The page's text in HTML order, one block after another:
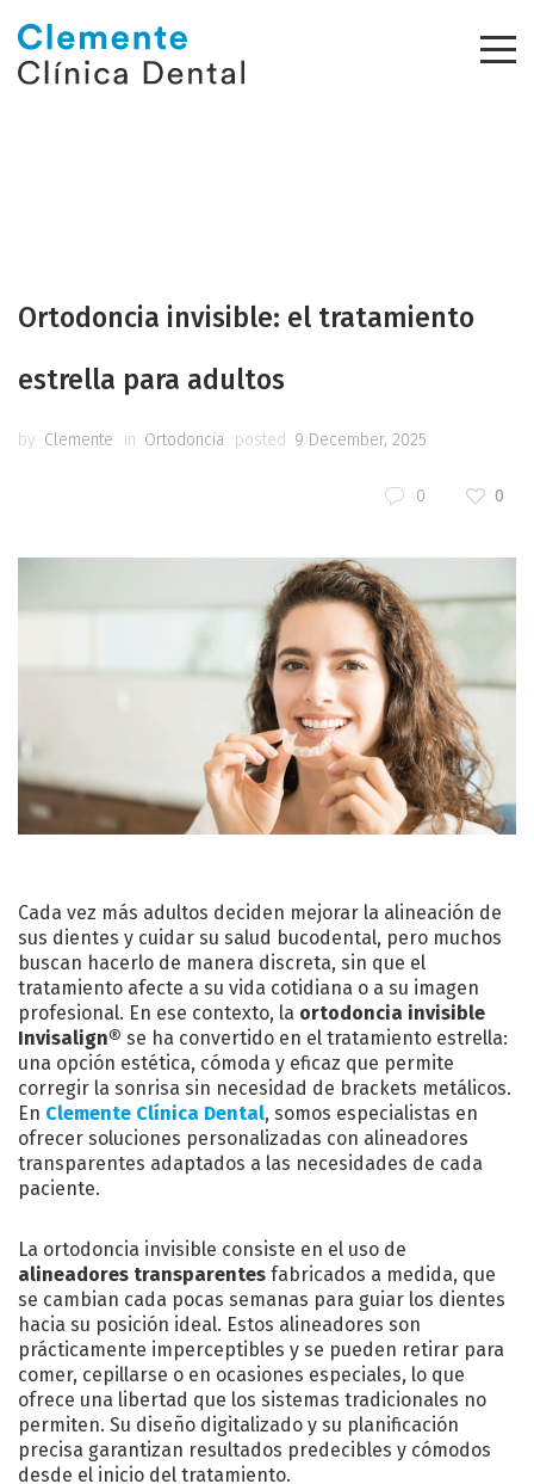
Ortodoncia invisible: el tratamiento
estrella para adultos
by Clemente in Ortodoncia posted 9 December, 2025
0 0
Cada vez más adultos deciden mejorar la alineación de
sus dientes y cuidar su salud bucodental, pero muchos
buscan hacerlo de manera discreta, sin que el
tratamiento afecte a su vida cotidiana o a su imagen
profesional. En ese contexto, la ortodoncia invisible
Invisalign® se ha convertido en el tratamiento estrella:
una opción estética, cómoda y eficaz que permite
corregir la sonrisa sin necesidad de brackets metálicos.
En Clemente Clínica Dental, somos especialistas en
ofrecer soluciones personalizadas con alineadores
transparentes adaptados a las necesidades de cada
paciente.
La ortodoncia invisible consiste en el uso de
alineadores transparentes fabricados a medida, que
se cambian cada pocas semanas para guiar los dientes
hacia su posición ideal. Estos alineadores son
prácticamente imperceptibles y se pueden retirar para
comer, cepillarse o en ocasiones especiales, lo que
ofrece una libertad que los sistemas tradicionales no
permiten. Su diseño digitalizado y su planificación
precisa garantizan resultados predecibles y cómodos
desde el inicio del tratamiento.